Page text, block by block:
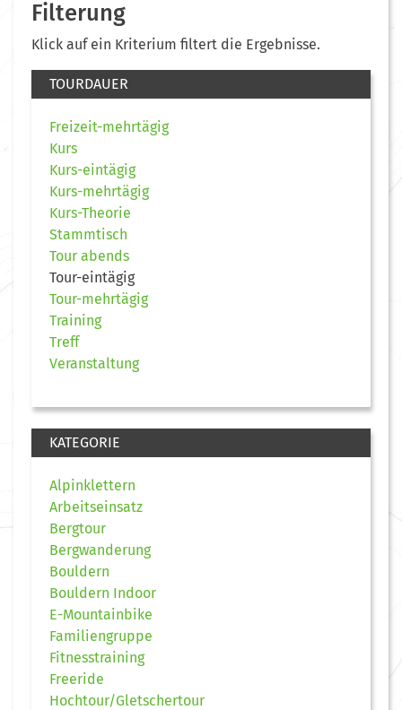
Filterung
Klick auf ein Kriterium filtert die Ergebnisse.
TOURDAUER
Freizeit-mehrtägig
Kurs
Kurs-eintägig
Kurs-mehrtägig
Kurs-Theorie
Stammtisch
Tour abends
Tour-eintägig
Tour-mehrtägig
Training
Treff
Veranstaltung
KATEGORIE
Alpinklettern
Arbeitseinsatz
Bergtour
Bergwanderung
Bouldern
Bouldern Indoor
E-Mountainbike
Familiengruppe
Fitnesstraining
Freeride
Hochtour/Gletschertour